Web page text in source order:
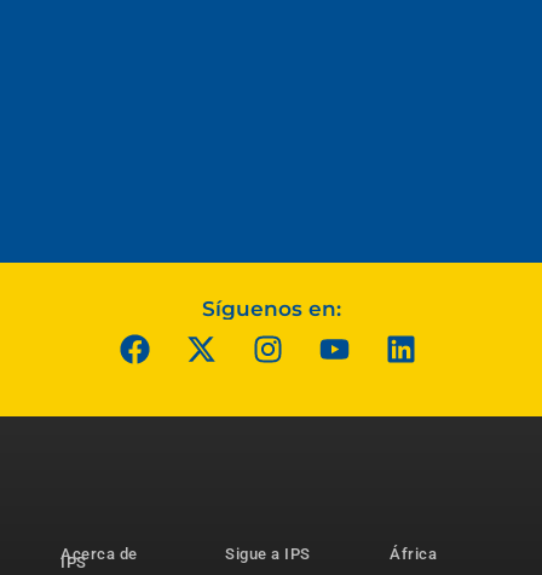
Síguenos en:
Acerca de
IPS
Sigue a IPS
África